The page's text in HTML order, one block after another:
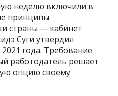
неделю включили в
принципы
страны — кабинет
Суги утвердил
года. Требование
работодатель решает
опцию своему